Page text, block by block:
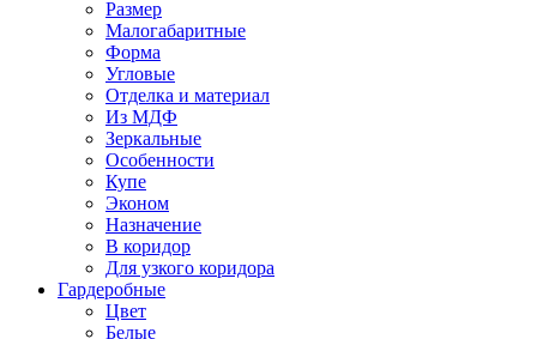
Размер
Малогабаритные
Форма
Угловые
Отделка и материал
Из МДФ
Зеркальные
Особенности
Купе
Эконом
Назначение
В коридор
Для узкого коридора
Гардеробные
Цвет
Белые